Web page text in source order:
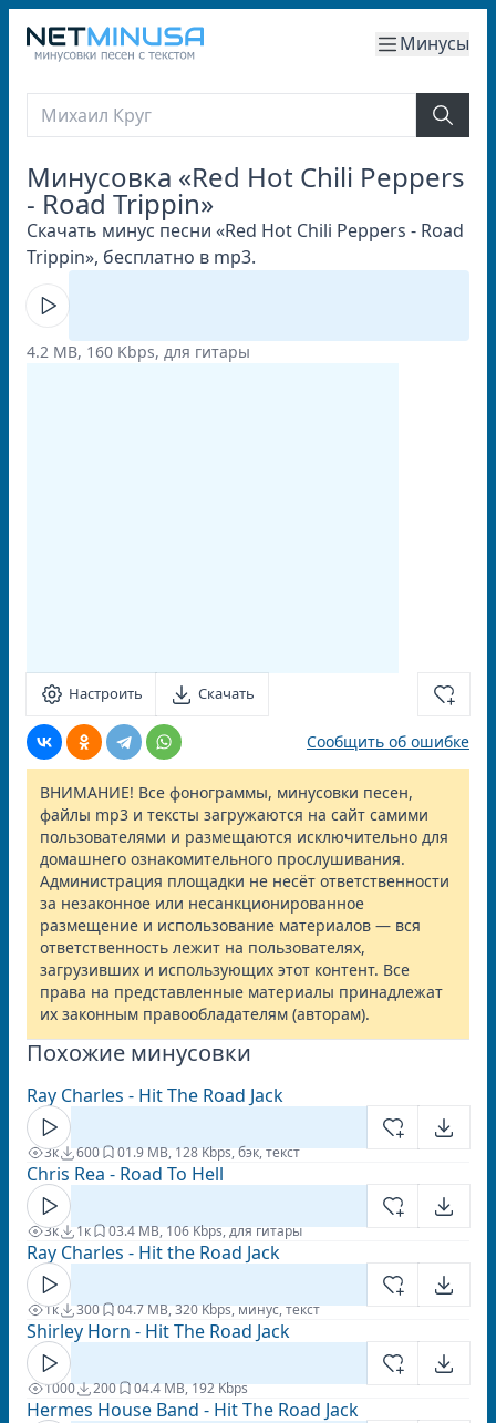
Минусы
Минусовка «Red Hot Chili Peppers
- Road Trippin»
Скачать минус песни «Red Hot Chili Peppers - Road
Trippin», бесплатно в mp3.
4.2 MB, 160 Kbps, для гитары
Настроить Скачать
Сообщить об ошибке
ВНИМАНИЕ! Все фонограммы, минусовки песен,
файлы mp3 и тексты загружаются на сайт самими
пользователями и размещаются исключительно для
домашнего ознакомительного прослушивания.
Администрация площадки не несёт ответственности
за незаконное или несанкционированное
размещение и использование материалов — вся
ответственность лежит на пользователях,
загрузивших и использующих этот контент. Все
права на представленные материалы принадлежат
их законным правообладателям (авторам).
Похожие минусовки
Ray Charles - Hit The Road Jack
3к 600 01.9 MB, 128 Kbps, бэк, текст
Chris Rea - Road To Hell
3к 1к 03.4 MB, 106 Kbps, для гитары
Ray Charles - Hit the Road Jack
1к 300 04.7 MB, 320 Kbps, минус, текст
Shirley Horn - Hit The Road Jack
1000 200 04.4 MB, 192 Kbps
Hermes House Band - Hit The Road Jack